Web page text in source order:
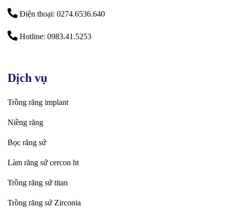
Điện thoại: 0274.6536.640
Hotline: 0983.41.5253
Dịch vụ
Trồng răng implant
Niềng răng
Bọc răng sứ
Làm răng sứ cercon ht
Trồng răng sứ titan
Trồng răng sứ Zirconia